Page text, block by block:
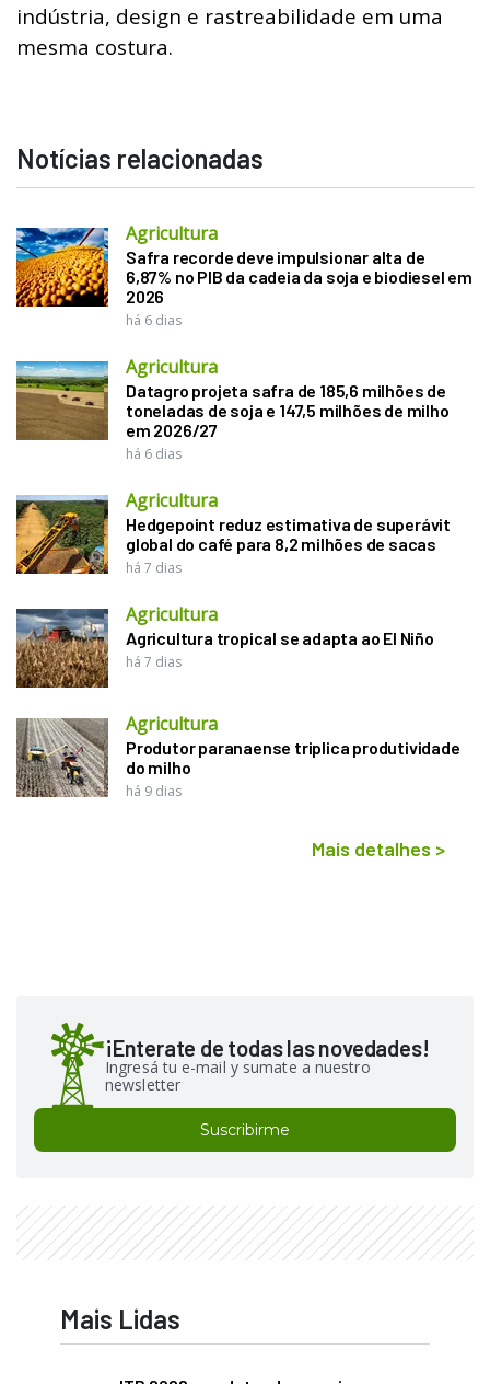
indústria, design e rastreabilidade em uma
mesma costura.
Notícias relacionadas
Agricultura
Safra recorde deve impulsionar alta de
6,87% no PIB da cadeia da soja e biodiesel em
2026
há 6 dias
Agricultura
Datagro projeta safra de 185,6 milhões de
toneladas de soja e 147,5 milhões de milho
em 2026/27
há 6 dias
Agricultura
Hedgepoint reduz estimativa de superávit
global do café para 8,2 milhões de sacas
há 7 dias
Agricultura
Agricultura tropical se adapta ao El Niño
há 7 dias
Agricultura
Produtor paranaense triplica produtividade
do milho
há 9 dias
Mais detalhes >
¡Enterate de todas las novedades!
Ingresá tu e-mail y sumate a nuestro
newsletter
Suscribirme
Mais Lidas